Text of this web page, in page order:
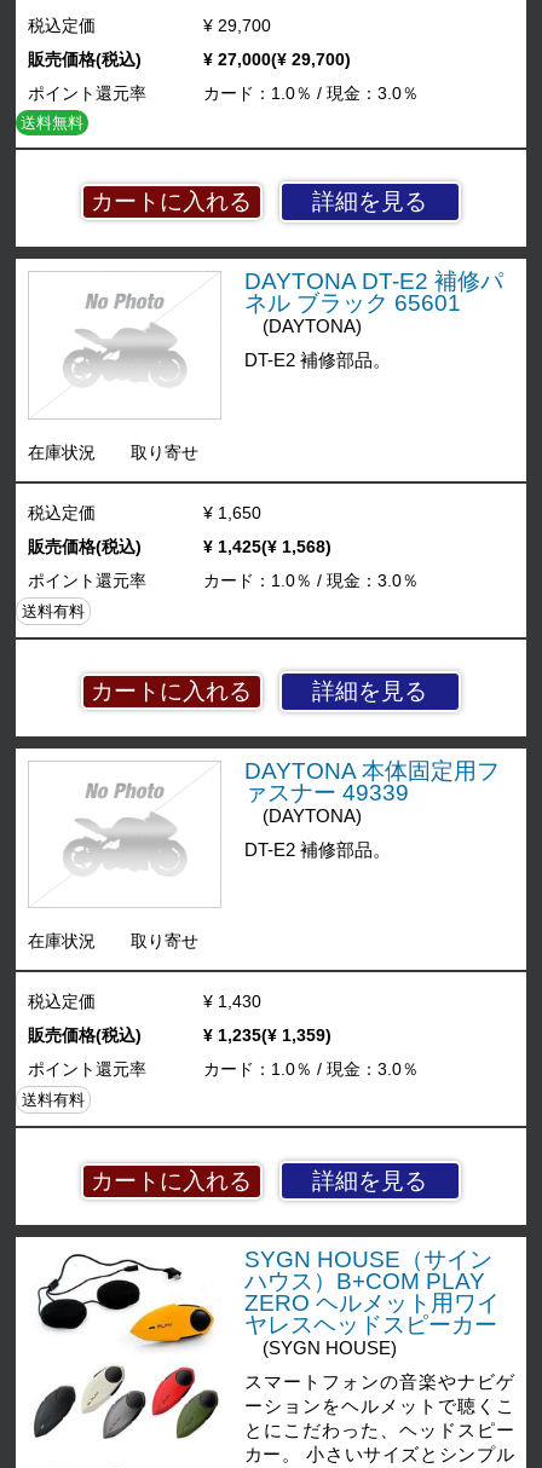
詳細を見る
税込定価
¥ 29,700
販売価格(税込)
¥ 27,000(¥ 29,700)
ポイント還元率
カード：1.0％ / 現金：3.0％
送料無料
DAYTONA DT-E2 補修パ
ネル ブラック 65601
(DAYTONA)
DT-E2 補修部品。
在庫状況 取り寄せ
詳細を見る
税込定価
¥ 1,650
販売価格(税込)
¥ 1,425(¥ 1,568)
ポイント還元率
カード：1.0％ / 現金：3.0％
送料有料
DAYTONA 本体固定用フ
ァスナー 49339
(DAYTONA)
DT-E2 補修部品。
在庫状況 取り寄せ
詳細を見る
税込定価
¥ 1,430
販売価格(税込)
¥ 1,235(¥ 1,359)
ポイント還元率
カード：1.0％ / 現金：3.0％
送料有料
SYGN HOUSE（サイン
ハウス）B+COM PLAY
ZERO ヘルメット用ワイ
ヤレスヘッドスピーカー
(SYGN HOUSE)
スマートフォンの音楽やナビゲ
ーションをヘルメットで聴くこ
とにこだわった、ヘッドスピー
カー。 小さいサイズとシンプル